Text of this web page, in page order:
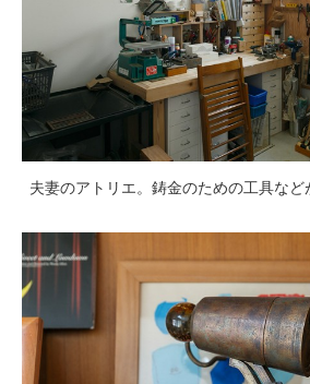
夫妻のアトリエ。鋳金のための工具など